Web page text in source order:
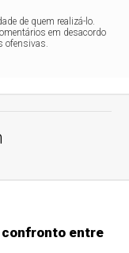
de quem realizá-lo.
em desacordo
ofensivas.
entre